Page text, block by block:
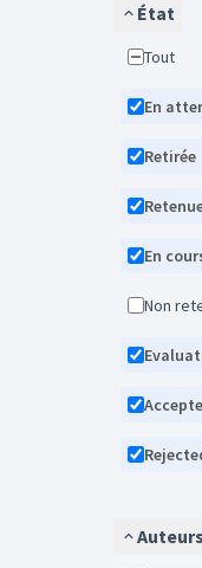
État
Tout
En
Retirée
En
Non
Auteurs